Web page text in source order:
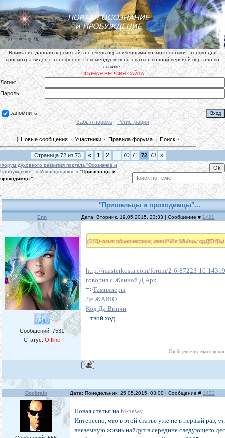
Внимание данная версия сайта с очень ограниченными возможностями - только для
просмотра видео с телефонов. Рекомендуем пользоваться полной версией портала по
ссылке:
ПОЛНАЯ ВЕРСИЯ САЙТА
Логин:
Пароль:
запомнить
Забыл пароль| Регистрация
[ Новые сообщения · Участники · Правила форума · Поиск·
Страница 72 из 73 « 1 2 … 70 71 72 73 »
Форум духовного развития портала "Осознание и
Пробуждение". » Исследования. » "Пришельцы и
проходимцы"...
"Пришельцы и проходимцы"...
Enn Дата: Вторник, 19.05.2015, 23:33 | Сообщение # 1421
Сообщений: 7531
Статус: Offline
(218)-язык одиночества; летУЧАя МЫшь;
http://masterkosta.com/forum/2-6-87223-16-
говорил с Жанной Д Арк
=>Тамплиеры
Де ЖАВЮ
Код Да Винчи
...твой ход...
Сообщение отредактировал
Docbrain Дата: Понедельник, 25.05.2015, 03:00 | Сообщение # 1422
Новая статья наhi-news:
Интересно, что в этой статье уже не в первый раз,
внеземную жизнь найдут в середине следующего